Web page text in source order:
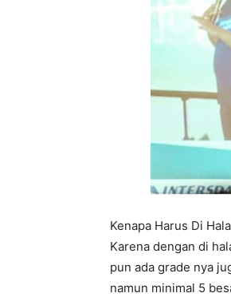
Kenapa Harus Di
Karena dengan di
pun ada grade nya
namun minimal 5